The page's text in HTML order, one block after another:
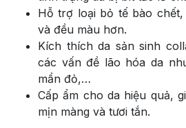
Hỗ trợ loại bỏ tế bào
và đều màu hơn.
Kích thích da sản sinh
các vấn đề lão hóa da
mẩn đỏ,…
Cấp ẩm cho da hiệu quả,
mịn màng và tươi tắn.